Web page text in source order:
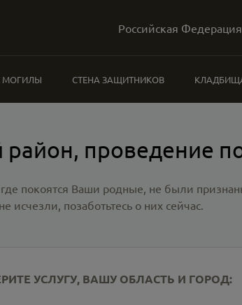
Российская Федерация
МОГИЛЫ СТЕНА ЗАЩИТНИКОВ
район, проведение
где покоятся Ваши родные, не были
не исчезли, позаботьтесь о них сейчас.
УСЛУГУ, ВАШУ ОБЛАСТЬ И ГОРОД: